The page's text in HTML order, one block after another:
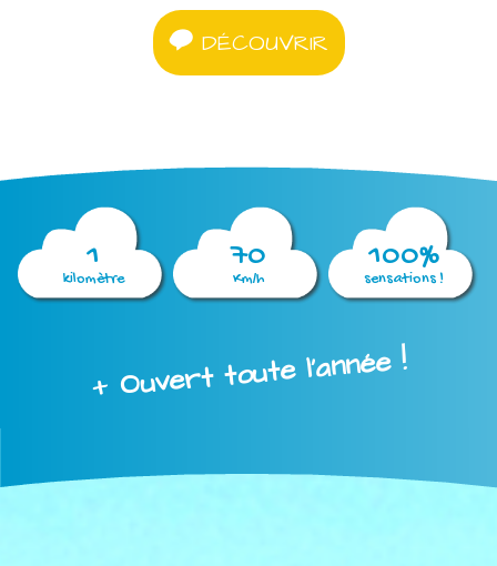
DÉCOUVRIR
1
kilomètre
70
Km/h
100%
sensations !
+ Ouvert toute l'année !